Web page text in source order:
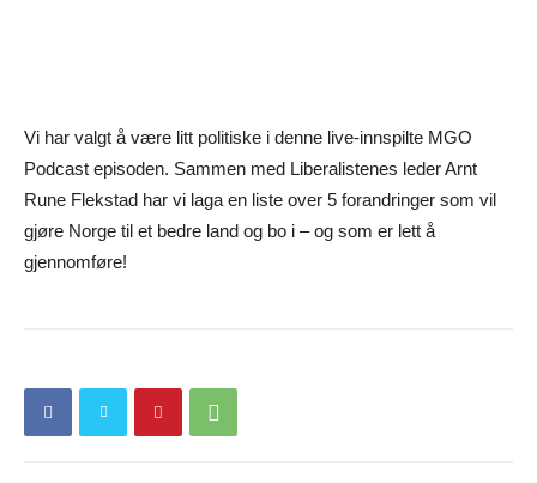
Vi har valgt å være litt politiske i denne live-innspilte MGO
Podcast episoden. Sammen med Liberalistenes leder Arnt
Rune Flekstad har vi laga en liste over 5 forandringer som vil
gjøre Norge til et bedre land og bo i – og som er lett å
gjennomføre!